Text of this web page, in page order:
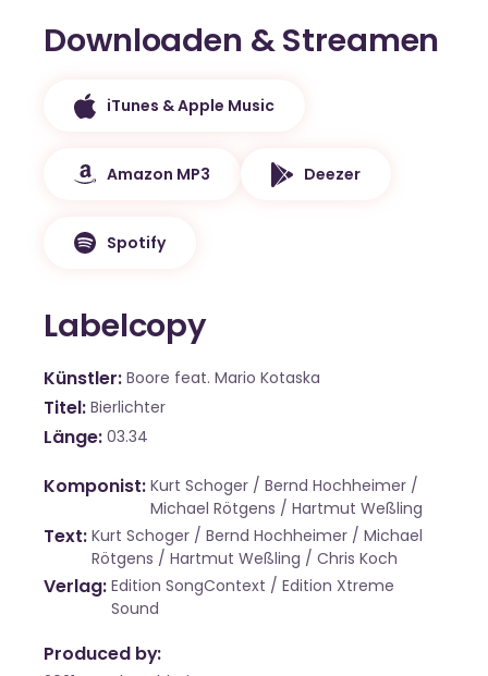
Downloaden & Streamen
iTunes & Apple Music
Amazon MP3 Deezer
Spotify
Labelcopy
Künstler Boore feat. Mario Kotaska
Titel Bierlichter
Länge 03.34
Komponist Kurt Schoger / Bernd Hochheimer /
Michael Rötgens / Hartmut Weßling
Text Kurt Schoger / Bernd Hochheimer / Michael
Rötgens / Hartmut Weßling / Chris Koch
Verlag Edition SongContext / Edition Xtreme
Sound
Produced by: